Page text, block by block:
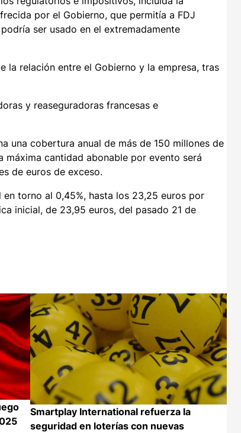
por el Gobierno, que permitía a FDJ
ser usado en el extremadamente
la relación entre el Gobierno y la empresa, tras
y reaseguradoras francesas e
una cobertura anual de más de 150 millones de
máxima cantidad abonable por evento será
de euros de exceso.
en torno al 0,45%, hasta los 23,25 euros por
inicial, de 23,95 euros, del pasado 21 de
Smartplay International refuerza la
seguridad en loterías con nuevas